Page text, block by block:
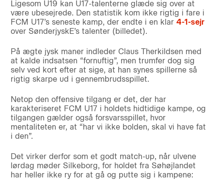
Ligesom U19 kan U17-talenterne glæde sig over at
være ubesejrede. Den statistik kom ikke rigtig i fare i
FCM U17’s seneste kamp, der endte i en klar 4-1-sejr
over SønderjyskE’s talenter (billedet).
På ægte jysk maner indleder Claus Therkildsen med
at kalde indsatsen “fornuftig”, men trumfer dog sig
selv ved kort efter at sige, at han synes spillerne så
rigtig skarpe ud i gennembrudsspillet.
Netop den offensive tilgang er det, der har
karakteriseret FCM U17 i holdets hidtidige kampe, og
tilgangen gælder også forsvarsspillet, hvor
mentaliteten er, at “har vi ikke bolden, skal vi have fat
i den”.
Det virker derfor som et godt match-up, når ulvene
lørdag møder Silkeborg, for holdet fra Søhøjlandet
har heller ikke ry for at gå og putte sig i kampene: